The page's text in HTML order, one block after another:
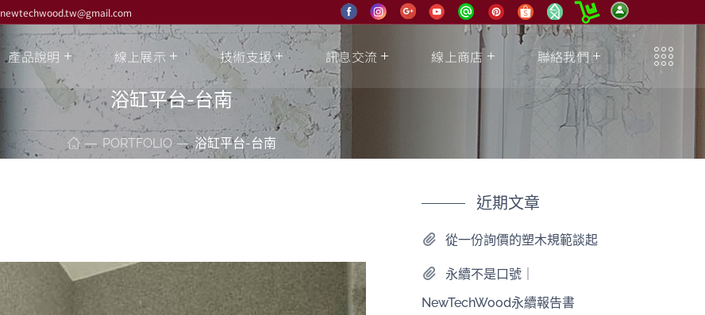
newtechwood.tw@gmail.com
產品說明 線上展示 技術支援 訊息交流 線上商店 聯絡我們
浴缸平台-台南
PORTFOLIO 浴缸平台-台南
近期文章
從一份詢價的塑木規範談起
永續不是口號｜
NewTechWood永續報告書